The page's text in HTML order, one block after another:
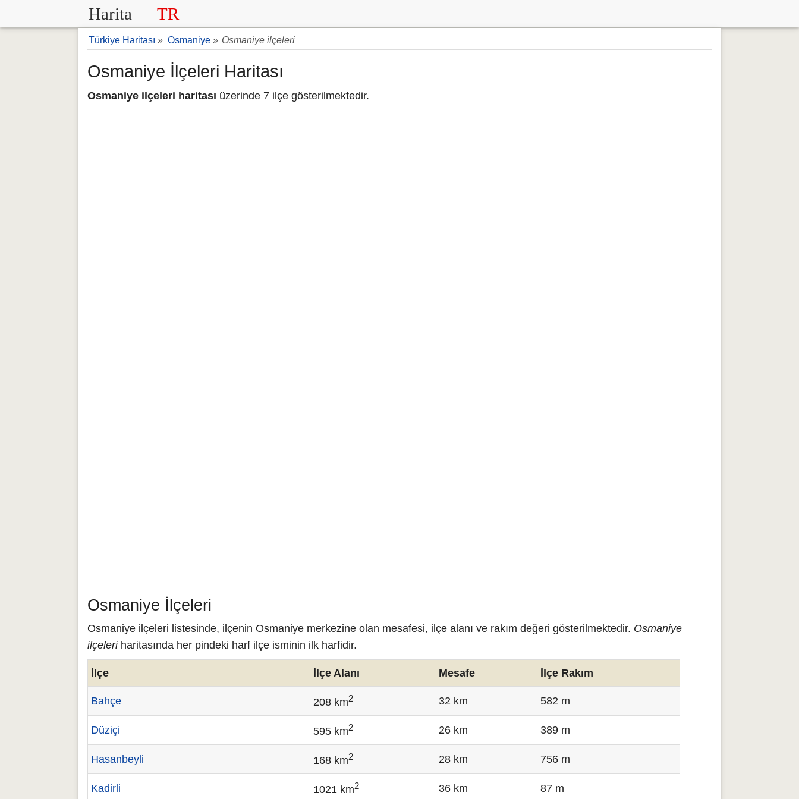
Harita TR
Türkiye Haritası » Osmaniye » Osmaniye ilçeleri
Osmaniye İlçeleri Haritası
Osmaniye ilçeleri haritası üzerinde 7 ilçe gösterilmektedir.
Osmaniye İlçeleri
Osmaniye ilçeleri listesinde, ilçenin Osmaniye merkezine olan mesafesi, ilçe alanı ve rakım değeri gösterilmektedir. Osmaniye
ilçeleriharitasında her pindeki harf ilçe isminin ilk harfidir.
İlçe İlçe Alanı Mesafe İlçe Rakım
Bahçe 208 km2 32 km 582 m
Düziçi 595 km2 26 km 389 m
Hasanbeyli 168 km2 28 km 756 m
Kadirli 1021 km2 36 km 87 m